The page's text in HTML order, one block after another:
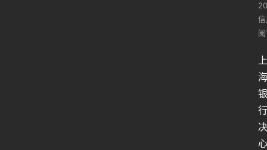
上
海
银
行
决
心